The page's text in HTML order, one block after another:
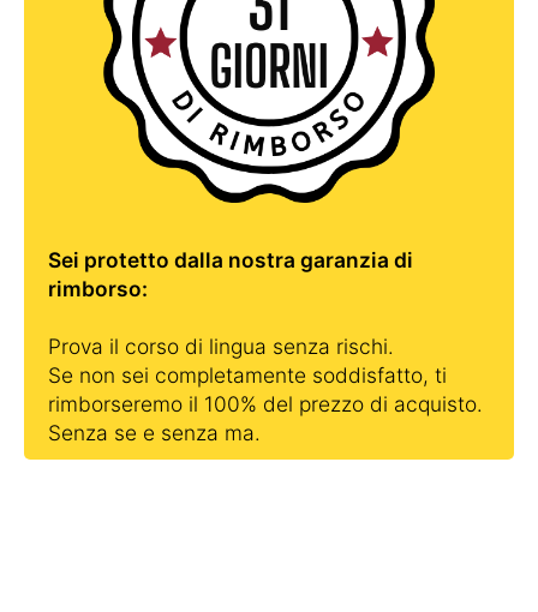
Sei protetto dalla nostra garanzia di
rimborso:
Prova il corso di lingua senza rischi.
Se non sei completamente soddisfatto, ti
rimborseremo il 100% del prezzo di acquisto.
Senza se e senza ma.